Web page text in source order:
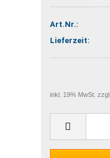
Art.Nr.:
Lieferzeit:
inkl. 19% MwSt. zzgl.